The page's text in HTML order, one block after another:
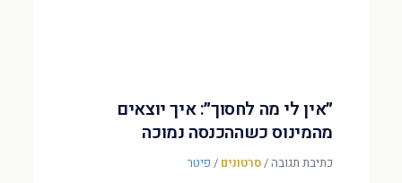
״אין לי מה לחסוך״: איך יוצאים
מהמינוס כשההכנסה נמוכה
כתיבת תגובה/סרטונים / פיטר